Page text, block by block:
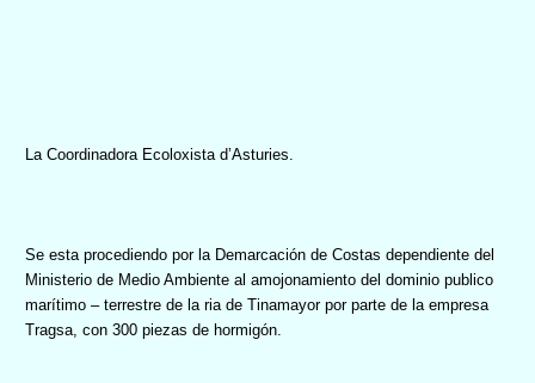
La Coordinadora Ecoloxista d’Asturies.
Se esta procediendo por la Demarcación de Costas dependiente del
Ministerio de Medio Ambiente al amojonamiento del dominio publico
marítimo – terrestre de la ria de Tinamayor por parte de la empresa
Tragsa, con 300 piezas de hormigón.